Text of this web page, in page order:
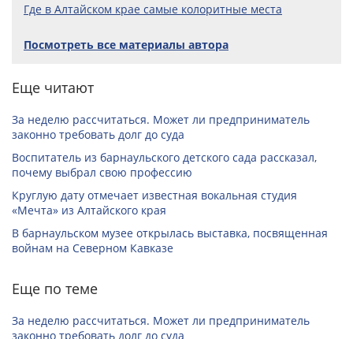
Где в Алтайском крае самые колоритные места
Посмотреть все материалы автора
Еще читают
За неделю рассчитаться. Может ли предприниматель
законно требовать долг до суда
Воспитатель из барнаульского детского сада рассказал,
почему выбрал свою профессию
Круглую дату отмечает известная вокальная студия
«Мечта» из Алтайского края
В барнаульском музее открылась выставка, посвященная
войнам на Северном Кавказе
Еще по теме
За неделю рассчитаться. Может ли предприниматель
законно требовать долг до суда